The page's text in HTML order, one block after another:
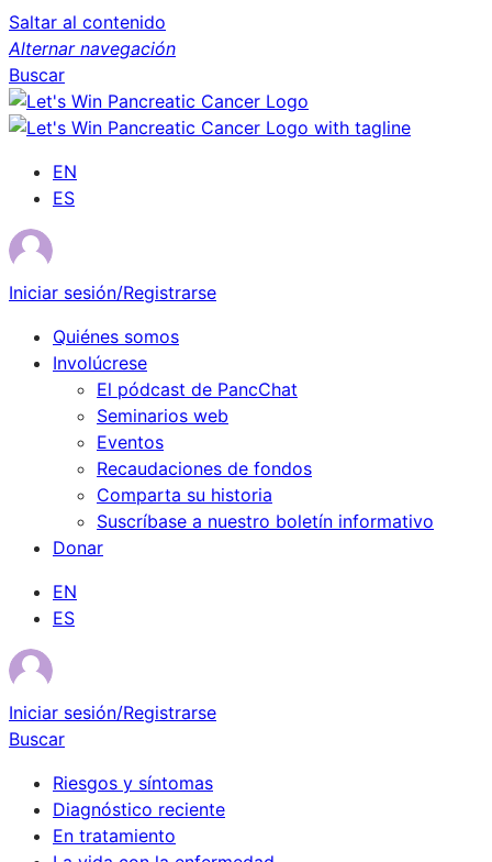
Saltar al contenido
Alternar navegación
Buscar
EN
ES
Iniciar sesión/Registrarse
Quiénes somos
Involúcrese
El pódcast de PancChat
Seminarios web
Eventos
Recaudaciones de fondos
Comparta su historia
Suscríbase a nuestro boletín informativo
Donar
EN
ES
Iniciar sesión/Registrarse
Buscar
Riesgos y síntomas
Diagnóstico reciente
En tratamiento